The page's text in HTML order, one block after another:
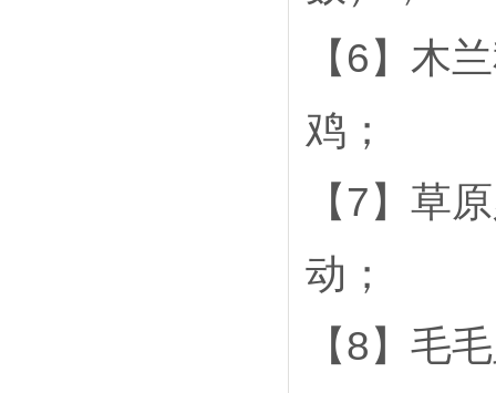
【6】木
鸡；
【7】草
动；
【8】毛